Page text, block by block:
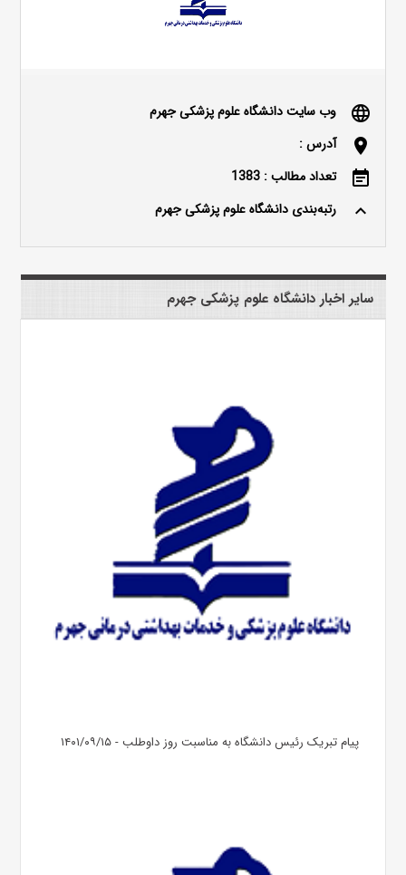
language وب سایت دانشگاه علوم پزشکی جهرم
location_on آدرس :
event_note تعداد مطالب : 1383
keyboard_arrow_up رتبه‌بندی دانشگاه علوم پزشکی جهرم
سایر اخبار دانشگاه علوم پزشکی جهرم
پیام تبریک رئیس دانشگاه به مناسبت روز داوطلب - ۱۴۰۱/۰۹/۱۵